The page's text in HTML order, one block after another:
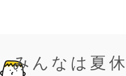
みんなは夏